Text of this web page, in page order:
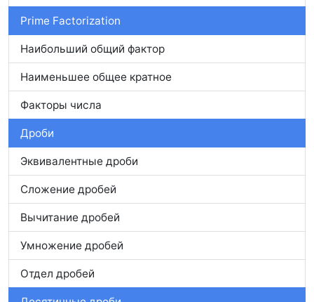
Prime Factorization
Наибольший общий фактор
Наименьшее общее кратное
Факторы числа
Дроби
Эквивалентные дроби
Сложение дробей
Вычитание дробей
Умножение дробей
Отдел дробей